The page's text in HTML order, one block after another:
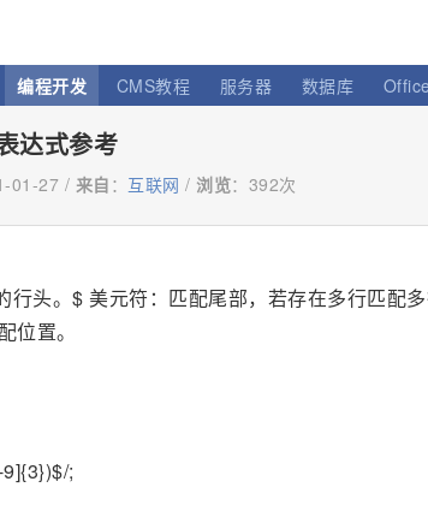
编程开发 CMS教程 服务器 数据库
达式参考
01-27 / 来自 ： 互联网 / 浏览： 392次
头。$ 美元符：匹配尾部，若存在多行匹配
位置。
;